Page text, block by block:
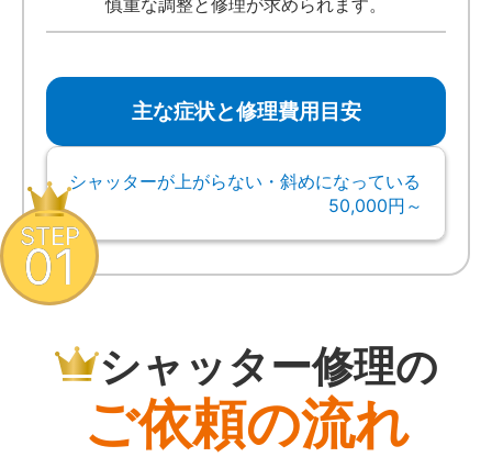
主な症状と修理費用目安
シャッターが上がらない・斜めになっている
50,000円～
シャッター修理の
ご依頼の流れ
STEP
01